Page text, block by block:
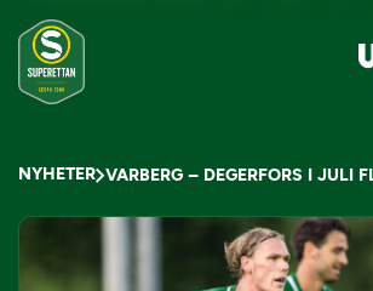
NYHETER VARBERG – DEGERFORS I JULI